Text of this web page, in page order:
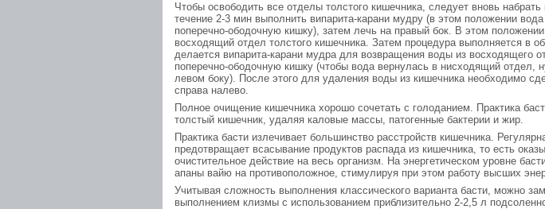
Чтобы освободить все отделы толстого кишечника, следует вновь
течение 2-3 мин выполнить випарита-карани мудру (в этом положении вода
поперечно-ободочную кишку), затем лечь на правый бок. В этом
восходящий отдел толстого кишечника. Затем процедура выполняется в
делается випарита-карани мудра для возвращения воды из восходящего
поперечно-ободочную кишку (чтобы вода вернулась в нисходящий отдел,
левом боку). После этого для удаления воды из кишечника необходимо
справа налево.
Полное очищение кишечника хорошо сочетать с голоданием. Практика
толстый кишечник, удаляя каловые массы, патогенные бактерии и жир.
Практика басти излечивает большинство расстройств кишечника.
предотвращает всасывание продуктов распада из кишечника, то есть
очистительное действие на весь организм. На энергетическом уровне
апаны вайю на противоположное, стимулируя при этом работу высших
Учитывая сложность выполнения классического варианта басти, можно
выполнением клизмы с использованием приблизительно 2-2,5 л